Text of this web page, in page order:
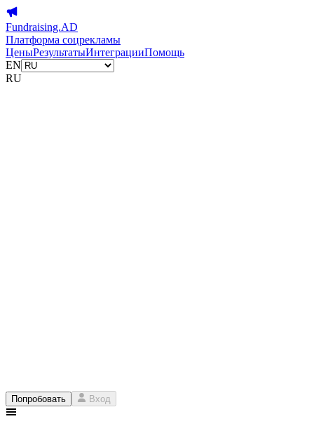
Fundraising.AD
Платформа соцрекламы
ЦеныРезультатыИнтеграцииПомощь
EN
RU
Попробовать Вход